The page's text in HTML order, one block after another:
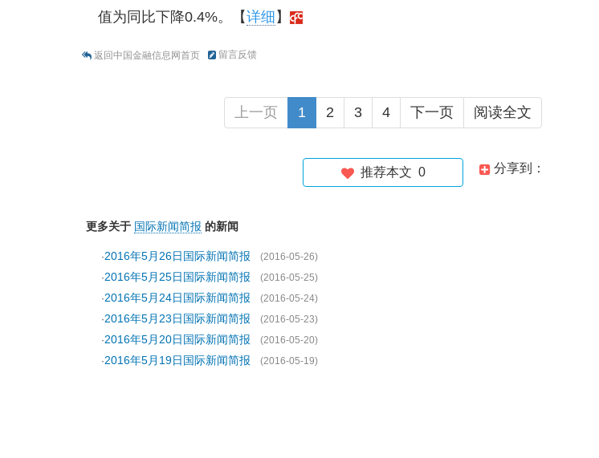
值为同比下降0.4%。【详细 】
返回中国金融信息网首页 留言反馈
上一页 1 2 3 4 下一页 阅读全文
分享到：
推荐本文 0
更多关于 国际新闻简报 的新闻
·2016年5月26日国际新闻简报
(2016-05-26)
·2016年5月25日国际新闻简报
(2016-05-25)
·2016年5月24日国际新闻简报
(2016-05-24)
·2016年5月23日国际新闻简报
(2016-05-23)
·2016年5月20日国际新闻简报
(2016-05-20)
·2016年5月19日国际新闻简报 (2016-05-19)